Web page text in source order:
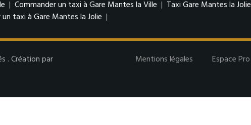
| Commander un taxi à Gare Mantes la Ville | Taxi Gare Mantes la Jolie
taxi à Gare Mantes la Jolie |
. Création par Mentions légales Espace Pro